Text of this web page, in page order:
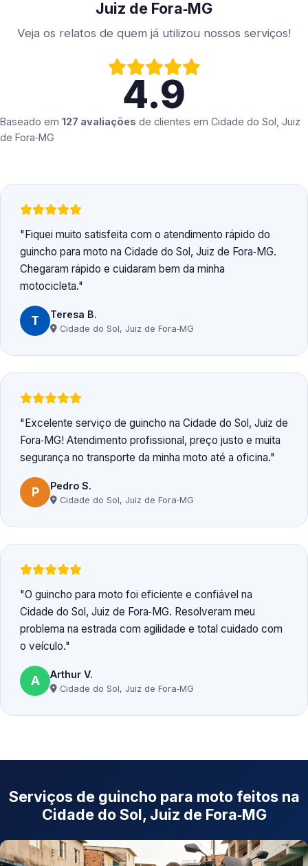
Juiz de Fora‑MG
Veja os relatos de quem já utilizou nossos serviços!
4.9
Baseado em 127 avaliações de clientes em Cidade do Sol, Juiz
de Fora‑MG
Fiquei muito satisfeita com o atendimento rápido do
guincho para moto na Cidade do Sol, Juiz de Fora‑MG.
Chegaram rápido e cuidaram bem da minha
motocicleta.
T Teresa B.
Cidade do Sol, Juiz de Fora‑MG
Excelente serviço de guincho na Cidade do Sol, Juiz de
Fora‑MG! Atendimento profissional, preço justo e muita
segurança no transporte da minha moto até a oficina.
P Pedro S.
Cidade do Sol, Juiz de Fora‑MG
O guincho para moto foi eficiente e confiável na
Cidade do Sol, Juiz de Fora‑MG. Resolveram meu
problema na estrada com agilidade e total cuidado com
o veículo.
A Arthur V.
Cidade do Sol, Juiz de Fora‑MG
Serviços de guincho para moto feitos na
Cidade do Sol, Juiz de Fora‑MG